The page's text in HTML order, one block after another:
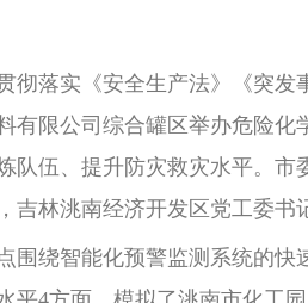
落实《安全生产法》《突发
有限公司综合罐区举办危险
队伍、提升防灾救灾水平。
吉林洮南经济开发区党工委
绕智能化预警监测系统的快